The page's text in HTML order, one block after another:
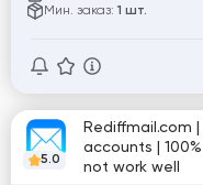
Мин. заказ: 1 шт.
5.0
Rediffmail.com |
accounts | 100%
not work well